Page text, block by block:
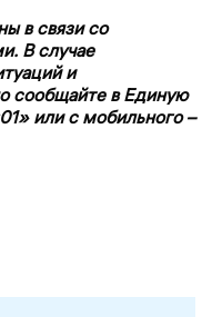
в связи со
В случае
и
сообщайте в Единую
или с мобильного –